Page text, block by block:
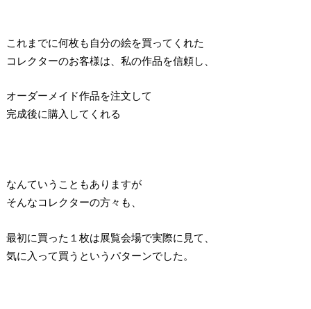
これまでに何枚も自分の絵を買ってくれた
コレクターのお客様は、私の作品を信頼し、
オーダーメイド作品を注文して
完成後に購入してくれる
なんていうこともありますが
そんなコレクターの方々も、
最初に買った１枚は展覧会場で実際に見て、
気に入って買うというパターンでした。